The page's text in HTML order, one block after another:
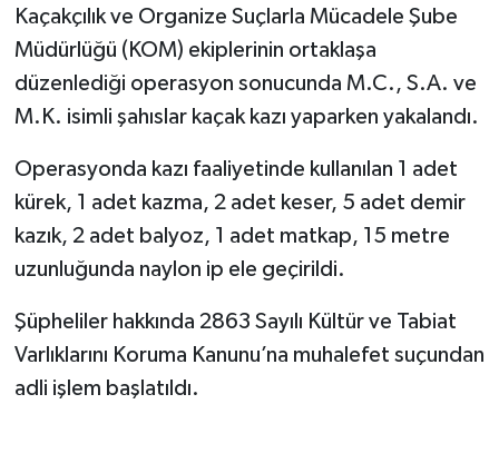
Kaçakçılık ve Organize Suçlarla Mücadele Şube
Müdürlüğü (KOM) ekiplerinin ortaklaşa
düzenlediği operasyon sonucunda M.C., S.A. ve
M.K. isimli şahıslar kaçak kazı yaparken yakalandı.
Operasyonda kazı faaliyetinde kullanılan 1 adet
kürek, 1 adet kazma, 2 adet keser, 5 adet demir
kazık, 2 adet balyoz, 1 adet matkap, 15 metre
uzunluğunda naylon ip ele geçirildi.
Şüpheliler hakkında 2863 Sayılı Kültür ve Tabiat
Varlıklarını Koruma Kanunu’na muhalefet suçundan
adli işlem başlatıldı.